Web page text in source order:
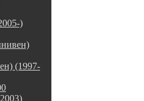
)
(1997-